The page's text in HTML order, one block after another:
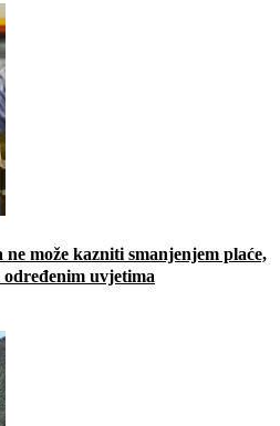
može kazniti smanjenjem plaće,
uvjetima